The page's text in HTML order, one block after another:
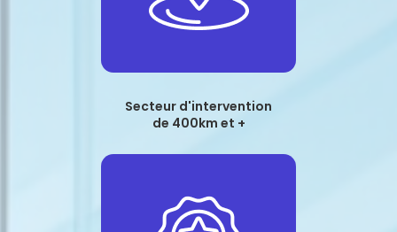
Secteur d'intervention
de 400km et +